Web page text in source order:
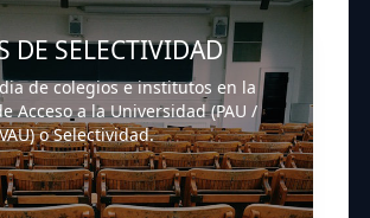
DE SELECTIVIDAD
de colegios e institutos en la
Acceso a la Universidad (PAU /
o Selectividad.